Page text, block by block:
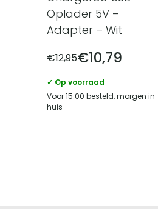
Oplader 5V –
Adapter – Wit
€12,95€10,79
✓ Op voorraad
Voor 15:00 besteld, morgen in
huis